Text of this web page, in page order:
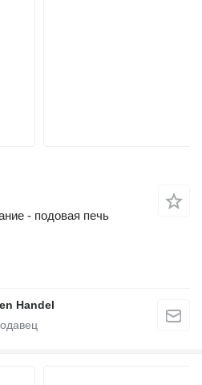
- подовая печь
Handel